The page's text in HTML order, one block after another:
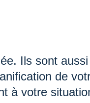
Ils sont
de
à votre